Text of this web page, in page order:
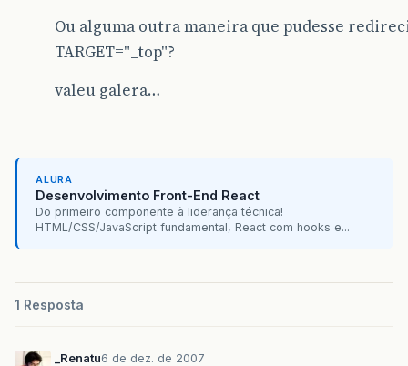
Ou alguma outra maneira que pudesse
TARGET="_top"?
valeu galera…
ALURA
Desenvolvimento Front-End React
Do primeiro componente à liderança técnica!
HTML/CSS/JavaScript fundamental, React com hooks e...
1 Resposta
_Renatu6 de dez. de 2007